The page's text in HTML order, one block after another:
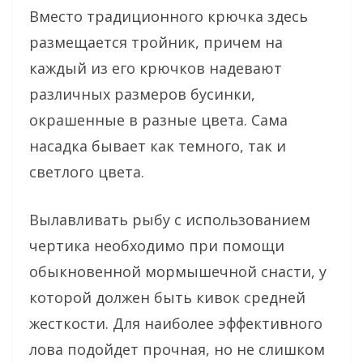
Вместо традиционного крючка здесь
размещается тройник, причем на
каждый из его крючков надевают
различных размеров бусинки,
окрашенные в разные цвета. Сама
насадка бывает как темного, так и
светлого цвета.
Вылавливать рыбу с использованием
чертика необходимо при помощи
обыкновенной мормышечной снасти, у
которой должен быть кивок средней
жесткости. Для наиболее эффективного
лова подойдет прочная, но не слишком